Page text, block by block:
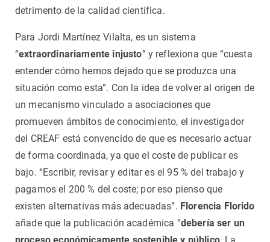
detrimento de la calidad científica.
Para Jordi Martínez Vilalta, es un sistema
“extraordinariamente injusto” y reflexiona que “cuesta
entender cómo hemos dejado que se produzca una
situación como esta”. Con la idea de volver al origen de
un mecanismo vinculado a asociaciones que
promueven ámbitos de conocimiento, el investigador
del CREAF está convencido de que es necesario actuar
de forma coordinada, ya que el coste de publicar es
bajo. “Escribir, revisar y editar es el 95 % del trabajo y
pagamos el 200 % del coste; por eso pienso que
existen alternativas más adecuadas”. Florencia Florido
añade que la publicación académica “debería ser un